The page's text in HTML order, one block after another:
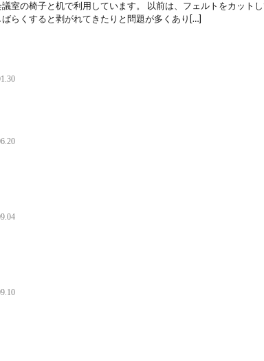
室の椅子と机で利用しています。 以前は、フェルトをカット
らくすると剥がれてきたりと問題が多くあり[…]